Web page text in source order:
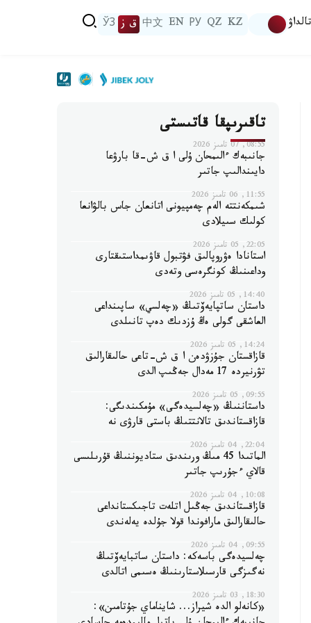
تالداۋ KZ
QZ
РУ
EN
中文 ق ز ЎЗ
تاقىرىپقا قاتىستى
08:55, 07 تامىز 2026
جانىبەك ءالىمحان ۇلى ا ق ش-قا بارۋعا
دايىندالىپ جاتىر
11:55, 06 تامىز 2026
شىمكەنتتە الەم چەمپيونى اتانعان جاس بالۋانعا
كولىك سىيلادى
22:05, 05 تامىز 2026
استانادا ەۋروپالىق فۋتبول قاۋىمداستىقتارى
وداعىنىڭ كونگرەسى وتەدى
14:40, 05 تامىز 2026
داستان ساتپايەۆتىڭ «چەلسي» ساپىنداعى
العاشقى گولى ەڭ ۇزدىك دەپ تانىلدى
14:24, 05 تامىز 2026
قازاقستان جۇزۋدەن ا ق ش-تاعى حالىقارالىق
تۋرنيردە 17 مەدال جەڭىپ الدى
09:55, 05 تامىز 2026
داستاننىڭ «چەلسيدەگى» مۇمكىندىگى:
قازاقستاندىق تالانتتىڭ باستى قارۋى نە
22:04, 04 تامىز 2026
الماتىدا 45 مىڭ ورىندىق ستاديوننىڭ قۇرىلىسى
قالاي ءجۇرىپ جاتىر
10:08, 04 تامىز 2026
قازاقستاندىق جەڭىل اتلەت تاجىكستانداعى
حالىقارالىق مارافوندا قولا جۇلدە يەلەندى
09:55, 04 تامىز 2026
چەلسيدەگى باسەكە: داستان ساتبايەۆتىڭ
نەگىزگى قارسىلاستارىنىڭ ەسىمى اتالدى
18:30, 03 تامىز 2026
«كانەلو الدە شيراز... شايناماي جۇتامىن»: